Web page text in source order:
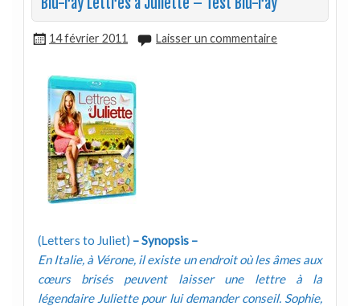
Blu-ray Lettres à Juliette – Test Blu-ray
14 février 2011 Laisser un commentaire
(Letters to Juliet) – Synopsis –
En Italie, à Vérone, il existe un endroit où les âmes aux
cœurs brisés peuvent laisser une lettre à la
légendaire Juliette pour lui demander conseil. Sophie,